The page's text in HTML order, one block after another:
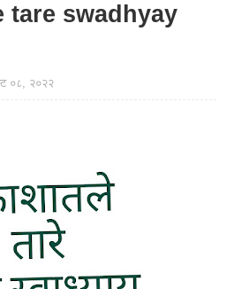
tare swadhyay
०८, २०२२